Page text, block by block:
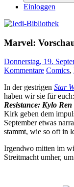
Einloggen
Marvel:
Donnerstag, 19.
Kommentare Comics,
In der gestrigen Star
haben wir sie für
Resistance: Kylo Ren
Kirk geben dem
September etwas
stammt, wie so oft in
Irgendwo mitten im
Streitmacht umher,